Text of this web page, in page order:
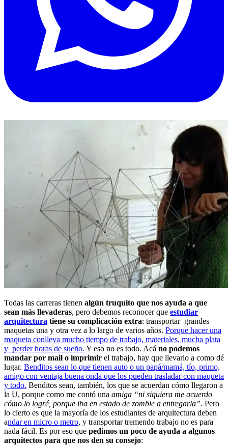
Todas las carreras tienen algún truquito que nos ayuda a que
sean más llevaderas, pero debemos reconocer que estudiar
arquitectura tiene su complicación extra: transportar grandes
maquetas una y otra vez a lo largo de varios años. Porque hacer una
maqueta conlleva mucho tiempo de trabajo, materiales, mucha plata
y perder horas de sueño. Y eso no es todo. Acá no podemos
mandar por mail o imprimir el trabajo, hay que llevarlo a como dé
lugar. Benditos sean lo que tienen auto o un papá/mamá, tío, primo,
amigo con ventaja buena onda que los pueden trasladar con maqueta
y todo. Benditos sean, también, los que se acuerdan cómo llegaron a
la U, porque como me contó una amiga “ni siquiera me acuerdo
cómo lo logré, porque iba en estado de zombie a entregarla”. Pero
lo cierto es que la mayoría de los estudiantes de arquitectura deben
andar en micro o metro, y transportar tremendo trabajo no es para
nada fácil. Es por eso que pedimos un poco de ayuda a algunos
arquitectos para que nos den su consejo: